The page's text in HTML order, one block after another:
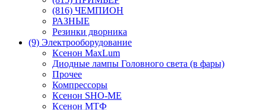
(816) ЧЕМПИОН
РАЗНЫЕ
Резинки дворника
(9) Электрооборудование
Ксенон MaxLum
Диодные лампы Головного света (в фары)
Прочее
Компрессоры
Ксенон SHO-ME
Ксенон МТФ